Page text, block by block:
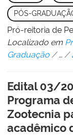
PÓS-
Pró-reitoria de
Localizado em
Graduação /… /
Edital 03/
Programa
Zootecnia
acadêmico